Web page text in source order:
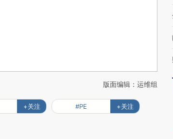
版面编辑：运维组
+关注 #PE +关注